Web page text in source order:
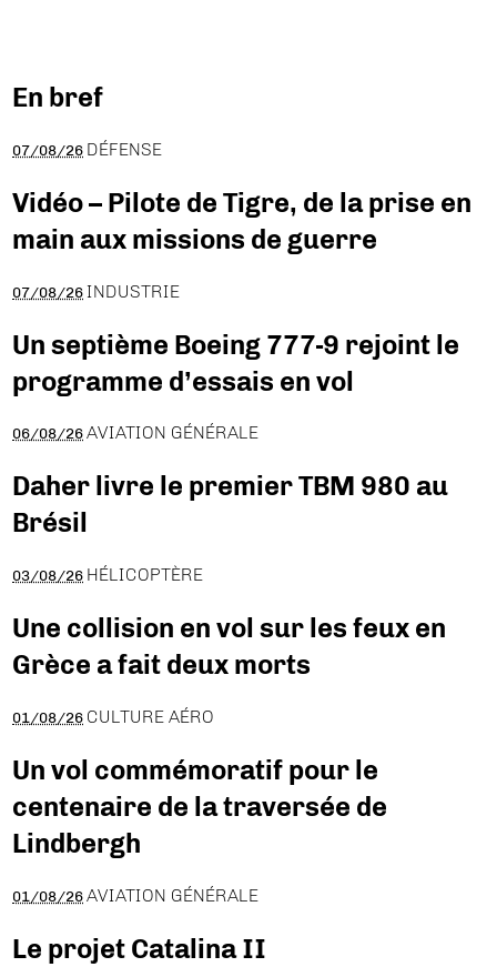
En bref
07/08/26 DÉFENSE
Vidéo – Pilote de Tigre, de la prise en
main aux missions de guerre
07/08/26 INDUSTRIE
Un septième Boeing 777-9 rejoint le
programme d’essais en vol
06/08/26 AVIATION GÉNÉRALE
Daher livre le premier TBM 980 au
Brésil
03/08/26 HÉLICOPTÈRE
Une collision en vol sur les feux en
Grèce a fait deux morts
01/08/26 CULTURE AÉRO
Un vol commémoratif pour le
centenaire de la traversée de
Lindbergh
01/08/26 AVIATION GÉNÉRALE
Le projet Catalina II